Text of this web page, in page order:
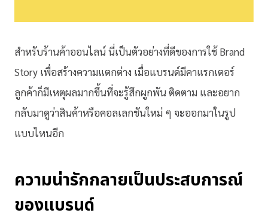
สำหรับร้านค้าออนไลน์ นี่เป็นตัวอย่างที่ดีของการใช้ Brand
Story เพื่อสร้างความแตกต่าง เมื่อแบรนด์มีคาแรกเตอร์
ลูกค้าก็มีเหตุผลมากขึ้นที่จะรู้สึกผูกพัน ติดตาม และอยาก
กลับมาดูว่าสินค้าหรือคอลเลกชันใหม่ ๆ จะออกมาในรูป
แบบไหนอีก
ความน่ารักกลายเป็นประสบการณ์
ของแบรนด์